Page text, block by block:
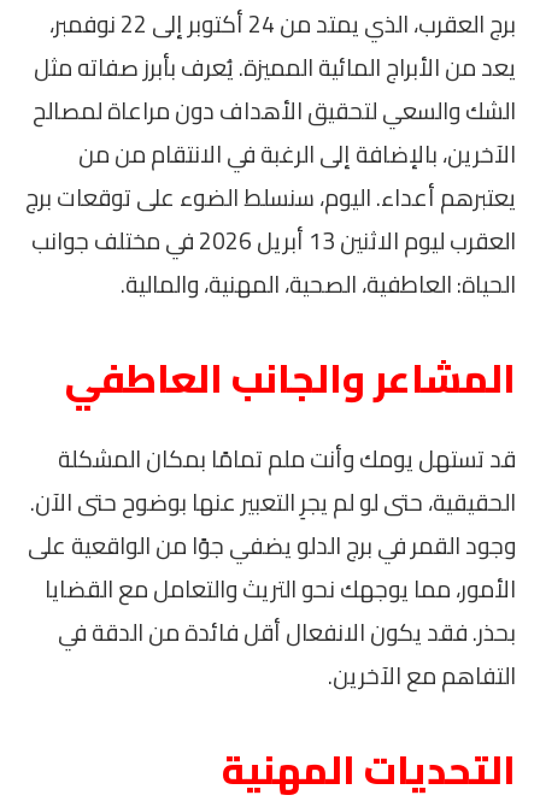
برج العقرب، الذي يمتد من 24 أكتوبر إلى 22 نوفمبر،
يعد من الأبراج المائية المميزة. يُعرف بأبرز صفاته مثل
الشك والسعي لتحقيق الأهداف دون مراعاة لمصالح
الآخرين، بالإضافة إلى الرغبة في الانتقام من من
يعتبرهم أعداء. اليوم، سنسلط الضوء على توقعات برج
العقرب ليوم الاثنين 13 أبريل 2026 في مختلف جوانب
الحياة: العاطفية، الصحية، المهنية، والمالية.
المشاعر والجانب العاطفي
قد تستهل يومك وأنت ملم تمامًا بمكان المشكلة
الحقيقية، حتى لو لم يجرِ التعبير عنها بوضوح حتى الآن.
وجود القمر في برج الدلو يضفي جوًا من الواقعية على
الأمور، مما يوجهك نحو التريث والتعامل مع القضايا
بحذر. فقد يكون الانفعال أقل فائدة من الدقة في
التفاهم مع الآخرين.
التحديات المهنية